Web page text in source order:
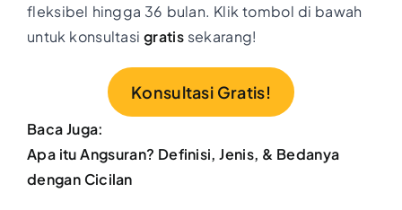
fleksibel hingga 36 bulan. Klik tombol di bawah
untuk konsultasigratis sekarang!
Konsultasi Gratis!
Baca Juga:
Apa itu Angsuran? Definisi, Jenis, & Bedanya
dengan Cicilan